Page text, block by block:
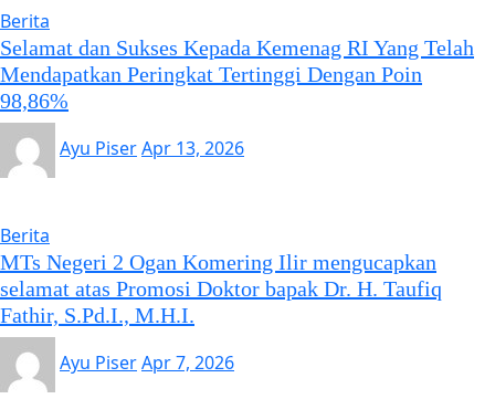
Berita
Selamat dan Sukses Kepada Kemenag RI Yang Telah
Mendapatkan Peringkat Tertinggi Dengan Poin
98,86%
Ayu PiserApr 13, 2026
Berita
MTs Negeri 2 Ogan Komering Ilir mengucapkan
selamat atas Promosi Doktor bapak Dr. H. Taufiq
Fathir, S.Pd.I., M.H.I.
Ayu PiserApr 7, 2026